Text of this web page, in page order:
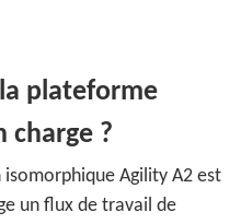
plateforme
charge ?
Agility A2 est
un flux de travail de